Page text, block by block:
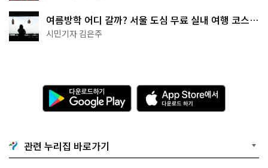
여름방학 어디 갈까? 서울 도심 무료 실내 여행 코스
추천
시민기자 김은주
다
운
로
기
G
o
A
p
p
e
관련 누리집 바로가기